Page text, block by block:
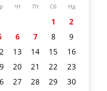
Чт Пт Сб Нд
1
2
6 7 8
9
13 14 15
16
20 21 22
23
27 28 29
30